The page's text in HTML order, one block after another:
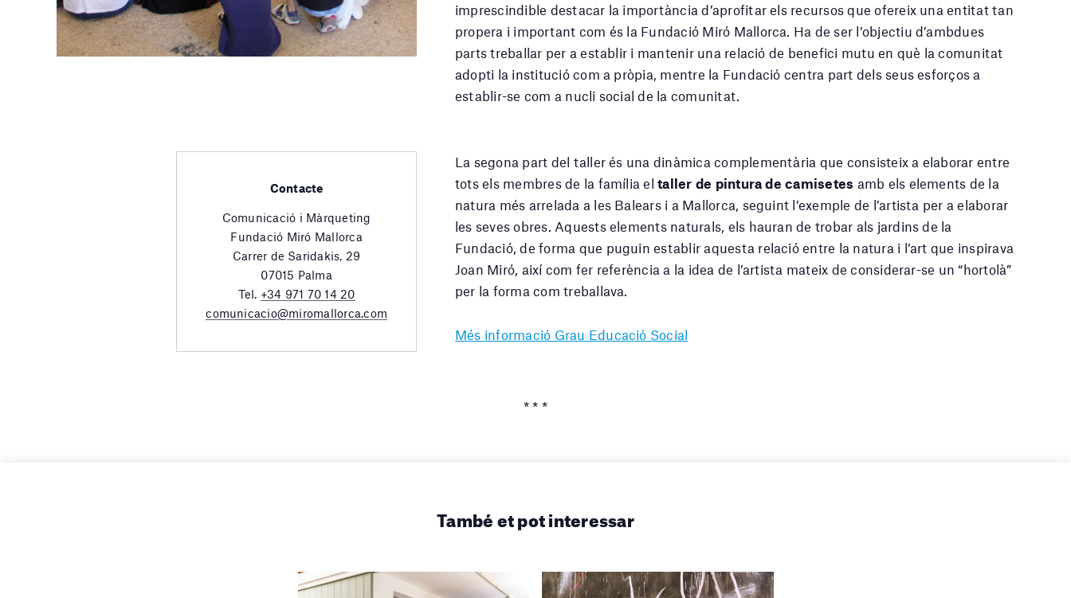
imprescindible destacar la importància d’aprofitar els recursos que ofereix una entitat tan
propera i important com és la Fundació Miró Mallorca. Ha de ser l’objectiu d’ambdues
parts treballar per a establir i mantenir una relació de benefici mutu en què la comunitat
adopti la institució com a pròpia, mentre la Fundació centra part dels seus esforços a
establir-se com a nucli social de la comunitat.
Contacte
Comunicació i Màrqueting
Fundació Miró Mallorca
Carrer de Saridakis, 29
07015 Palma
Tel. +34 971 70 14 20
comunicacio@miromallorca.com
La segona part del taller és una dinàmica complementària que consisteix a elaborar entre
tots els membres de la família eltaller de pintura de camisetes amb els elements de la
natura més arrelada a les Balears i a Mallorca, seguint l’exemple de l’artista per a elaborar
les seves obres. Aquests elements naturals, els hauran de trobar als jardins de la
Fundació, de forma que puguin establir aquesta relació entre la natura i l’art que inspirava
Joan Miró, així com fer referència a la idea de l’artista mateix de considerar-se un “hortolà”
per la forma com treballava.
Més informació Grau Educació Social
* * *
També et pot interessar